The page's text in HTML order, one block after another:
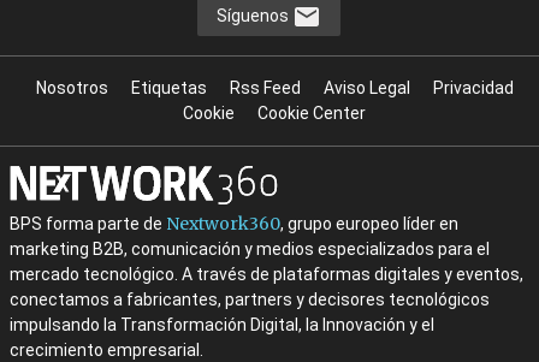
Síguenos
Nosotros Etiquetas Rss Feed Aviso Legal
Privacidad
Cookie
Cookie Center
BPS forma parte de Nextwork360, grupo europeo líder en
marketing B2B, comunicación y medios especializados para el
mercado tecnológico. A través de plataformas digitales y eventos,
conectamos a fabricantes, partners y decisores tecnológicos
impulsando la Transformación Digital, la Innovación y el
crecimiento empresarial.